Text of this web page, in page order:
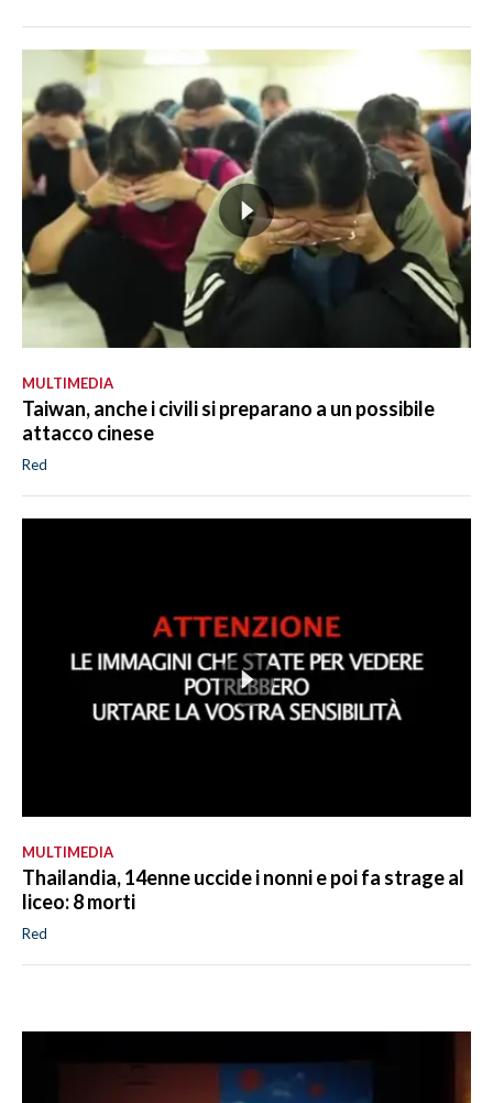
MULTIMEDIA
Taiwan, anche i civili si preparano a un possibile
attacco cinese
Red
MULTIMEDIA
Thailandia, 14enne uccide i nonni e poi fa strage al
liceo: 8 morti
Red